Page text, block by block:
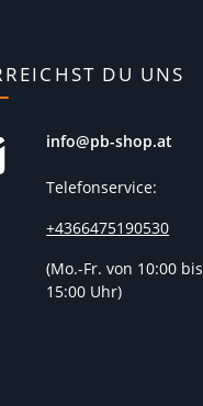
DU UNS
info@pb-shop.at
Telefonservice:
+4366475190530
(Mo.-Fr. von 10:00 bis
15:00 Uhr)